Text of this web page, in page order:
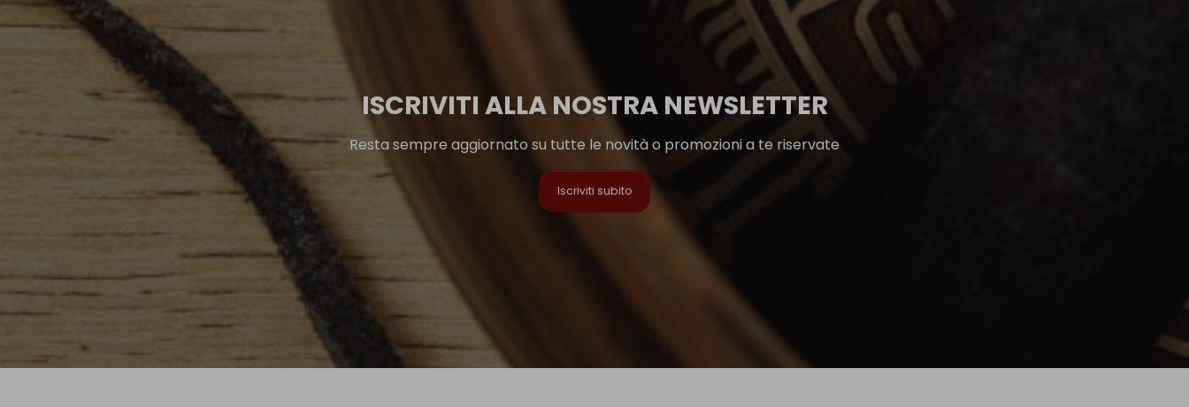
ISCRIVITI ALLA NOSTRA NEWSLETTER
Resta sempre aggiornato su tutte le novità o promozioni a te riservate
Iscriviti subito